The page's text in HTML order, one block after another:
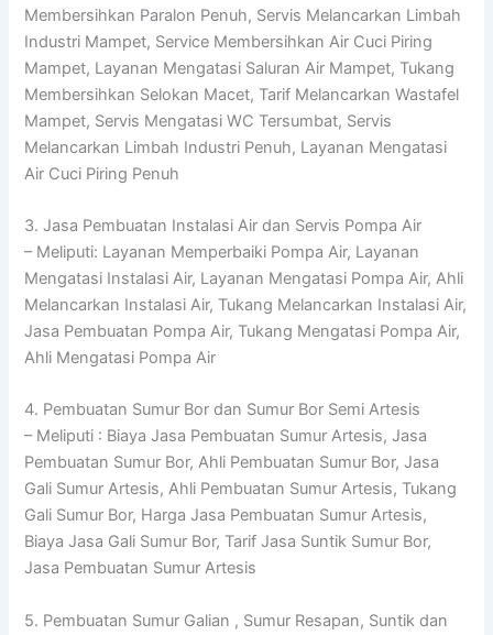
Membersihkan Paralon Penuh, Servis Melancarkan Limbah
Industri Mampet, Service Membersihkan Air Cuci Piring
Mampet, Layanan Mengatasi Saluran Air Mampet, Tukang
Membersihkan Selokan Macet, Tarif Melancarkan Wastafel
Mampet, Servis Mengatasi WC Tersumbat, Servis
Melancarkan Limbah Industri Penuh, Layanan Mengatasi
Air Cuci Piring Penuh
3. Jasa Pembuatan Instalasi Air dan Servis Pompa Air
– Meliputi: Layanan Memperbaiki Pompa Air, Layanan
Mengatasi Instalasi Air, Layanan Mengatasi Pompa Air, Ahli
Melancarkan Instalasi Air, Tukang Melancarkan Instalasi Air,
Jasa Pembuatan Pompa Air, Tukang Mengatasi Pompa Air,
Ahli Mengatasi Pompa Air
4. Pembuatan Sumur Bor dan Sumur Bor Semi Artesis
– Meliputi : Biaya Jasa Pembuatan Sumur Artesis, Jasa
Pembuatan Sumur Bor, Ahli Pembuatan Sumur Bor, Jasa
Gali Sumur Artesis, Ahli Pembuatan Sumur Artesis, Tukang
Gali Sumur Bor, Harga Jasa Pembuatan Sumur Artesis,
Biaya Jasa Gali Sumur Bor, Tarif Jasa Suntik Sumur Bor,
Jasa Pembuatan Sumur Artesis
5. Pembuatan Sumur Galian , Sumur Resapan, Suntik dan